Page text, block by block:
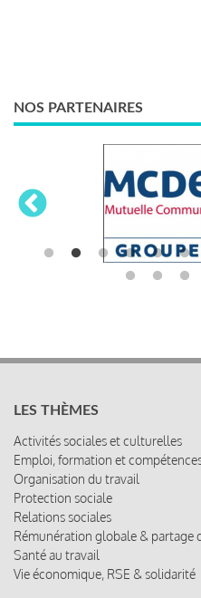
NOS PARTENAIRES
LES THÈMES
Activités sociales et culturelles
Emploi, formation et
Organisation du travail
Protection sociale
Relations sociales
Rémunération globale & partage
Santé au travail
Vie économique, RSE & solidarité